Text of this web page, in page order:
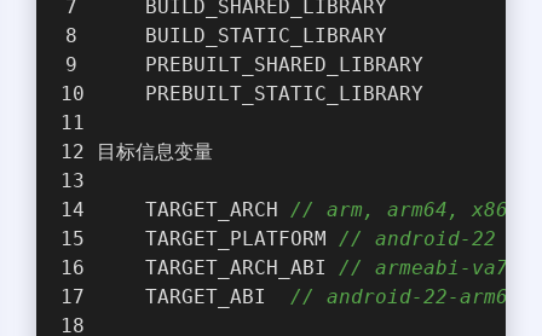
    BUILD_SHARED_LIBRARY
    BUILD_STATIC_LIBRARY
    PREBUILT_SHARED_LIBRARY
    PREBUILT_STATIC_LIBRARY
目标信息变量
    TARGET_ARCH
// arm, arm64, x86,
    TARGET_PLATFORM
// android-22
    TARGET_ARCH_ABI
// armeabi-va7,
    TARGET_ABI
// android-22-arm64-